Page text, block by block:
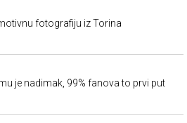
fotografiju iz Torina
je nadimak, 99% fanova to prvi put